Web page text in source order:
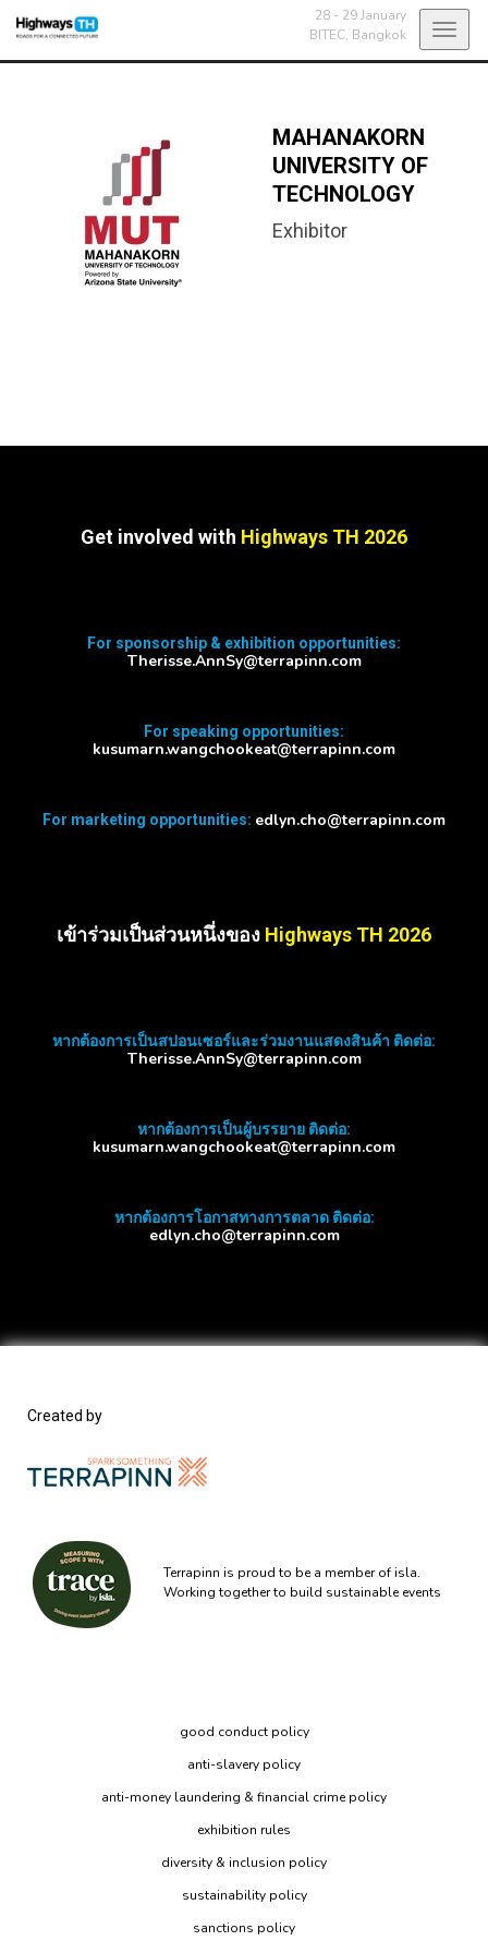
28 - 29 January
BITEC, Bangkok
MAHANAKORN
UNIVERSITY OF
TECHNOLOGY
Exhibitor
Get involved with Highways TH 2026
For sponsorship & exhibition opportunities:
Therisse.AnnSy@terrapinn.com
For speaking opportunities:
kusumarn.wangchookeat@terrapinn.com
For marketing opportunities: edlyn.cho@terrapinn.com
เข้าร่วมเป็นส่วนหนึ่งของ Highways TH 2026
หากต้องการเป็นสปอนเซอร์และร่วมงานแสดงสินค้า ติดต่อ:
Therisse.AnnSy@terrapinn.com
หากต้องการเป็นผู้บรรยาย ติดต่อ:
kusumarn.wangchookeat@terrapinn.com
หากต้องการโอกาสทางการตลาด ติดต่อ:
edlyn.cho@terrapinn.com
Created by
Terrapinn is proud to be a member of isla.
Working together to build sustainable events
good conduct policy
anti-slavery policy
anti-money laundering & financial crime policy
exhibition rules
diversity & inclusion policy
sustainability policy
sanctions policy